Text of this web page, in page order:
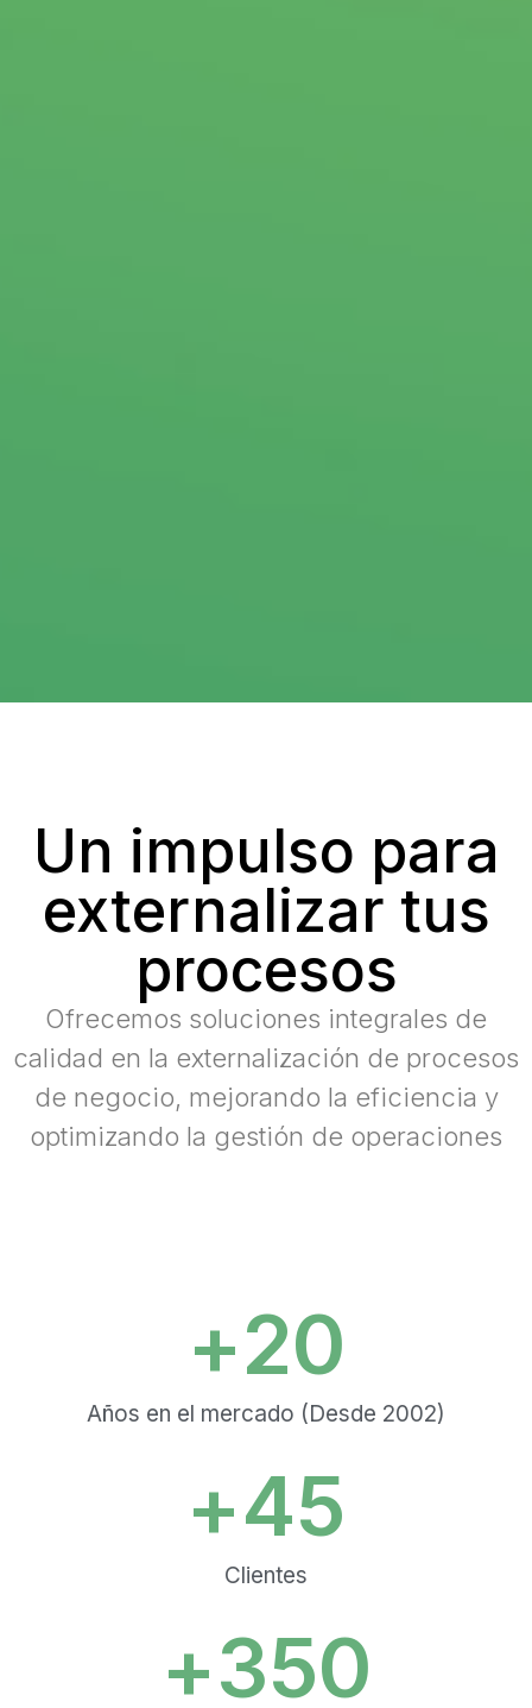
Un impulso para
externalizar tus
procesos
Ofrecemos soluciones integrales de
calidad en la externalización de procesos
de negocio, mejorando la eficiencia y
optimizando la gestión de operaciones
Años en el mercado (Desde 2002)
+20
Clientes
+45
+350